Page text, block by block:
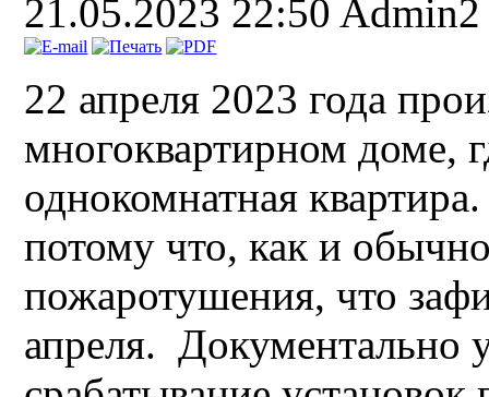
21.05.2023 22:50 Admin2
22 апреля 2023 года
многоквартирном доме,
однокомнатная
потому что, как и
пожаротушения, что
апреля. Документально